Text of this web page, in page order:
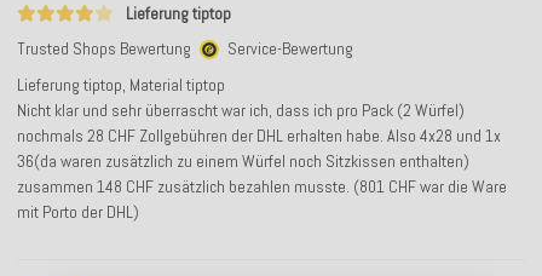
Lieferung tiptop
Trusted Shops Bewertung
Service-Bewertung
Lieferung tiptop, Material tiptop
Nicht klar und sehr überrascht war ich, dass ich pro Pack (2 Würfel)
nochmals 28 CHF Zollgebühren der DHL erhalten habe. Also 4x28 und 1x
36(da waren zusätzlich zu einem Würfel noch Sitzkissen enthalten)
zusammen 148 CHF zusätzlich bezahlen musste. (801 CHF war die Ware
mit Porto der DHL)